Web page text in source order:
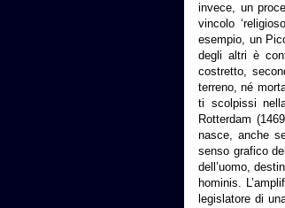
invece, un
vincolo
esempio, un
degli altri è
costretto,
terreno, né
ti scolpissi
Rotterdam
nasce, anche
senso grafico
dell’uomo,
hominis.
legislatore di